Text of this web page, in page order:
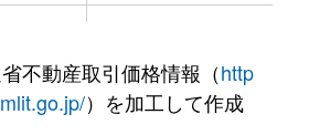
万円 東区役所前
不動産取引価格情報（http
）を加工して作成